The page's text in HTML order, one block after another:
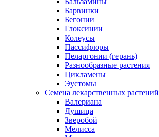
Барвинки
Бегонии
Глоксинии
Колеусы
Пассифлоры
Пеларгонии (герань)
Разнообразные растения
Цикламены
Эустомы
Семена лекарственных растений
Валериана
Душица
Зверобой
Мелисса